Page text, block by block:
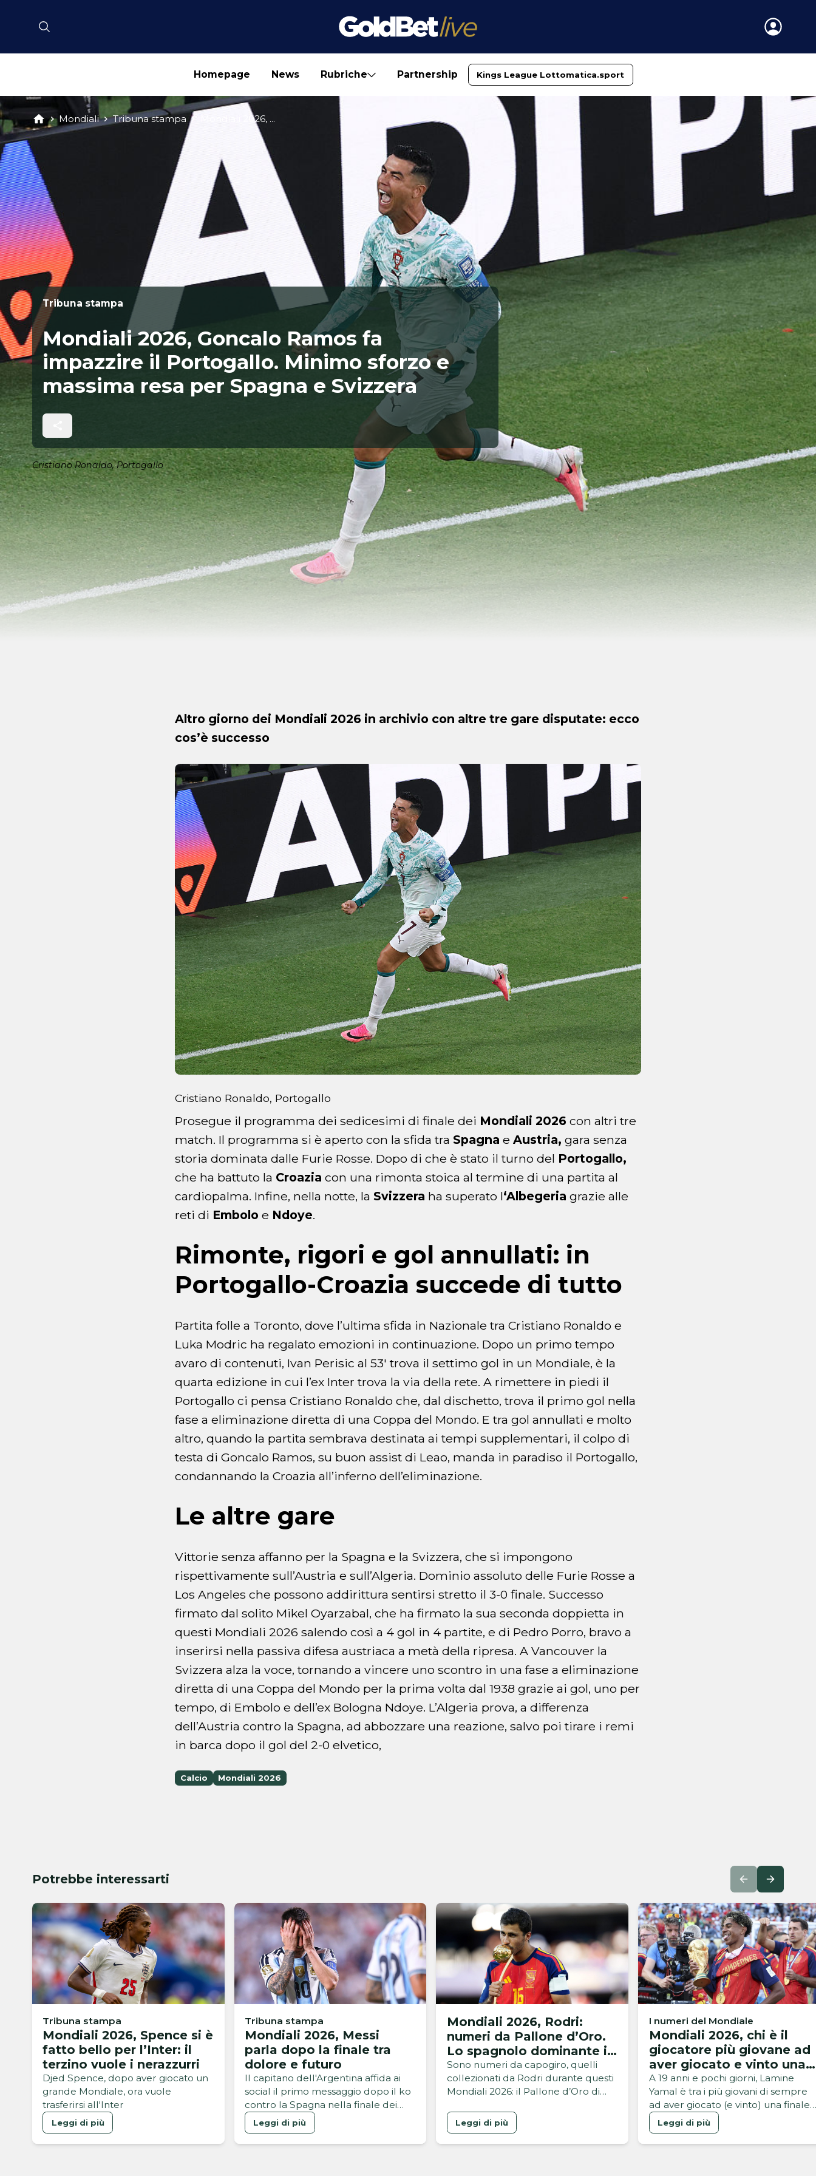
Homepage News Rubriche Partnership Kings League Lottomatica.sport
Mondiali Tribuna stampa Mondiali 2026, ...
Tribuna stampa
Mondiali 2026, Goncalo Ramos fa
impazzire il Portogallo. Minimo sforzo e
massima resa per Spagna e Svizzera
Cristiano Ronaldo, Portogallo
Altro giorno dei Mondiali 2026 in archivio con altre tre gare disputate: ecco
cos’è successo
Cristiano Ronaldo, Portogallo
Prosegue il programma dei sedicesimi di finale dei Mondiali 2026 con altri tre
match. Il programma si è aperto con la sfida tra Spagna e Austria, gara senza
storia dominata dalle Furie Rosse. Dopo di che è stato il turno del Portogallo,
che ha battuto la Croazia con una rimonta stoica al termine di una partita al
cardiopalma. Infine, nella notte, la Svizzera ha superato l‘Albegeria grazie alle
reti di Embolo e Ndoye.
Rimonte, rigori e gol annullati: in
Portogallo-Croazia succede di tutto
Partita folle a Toronto, dove l’ultima sfida in Nazionale tra Cristiano Ronaldo e
Luka Modric ha regalato emozioni in continuazione. Dopo un primo tempo
avaro di contenuti, Ivan Perisic al 53′ trova il settimo gol in un Mondiale, è la
quarta edizione in cui l’ex Inter trova la via della rete. A rimettere in piedi il
Portogallo ci pensa Cristiano Ronaldo che, dal dischetto, trova il primo gol nella
fase a eliminazione diretta di una Coppa del Mondo. E tra gol annullati e molto
altro, quando la partita sembrava destinata ai tempi supplementari, il colpo di
testa di Goncalo Ramos, su buon assist di Leao, manda in paradiso il Portogallo,
condannando la Croazia all’inferno dell’eliminazione.
Le altre gare
Vittorie senza affanno per la Spagna e la Svizzera, che si impongono
rispettivamente sull’Austria e sull’Algeria. Dominio assoluto delle Furie Rosse a
Los Angeles che possono addirittura sentirsi stretto il 3-0 finale. Successo
firmato dal solito Mikel Oyarzabal, che ha firmato la sua seconda doppietta in
questi Mondiali 2026 salendo così a 4 gol in 4 partite, e di Pedro Porro, bravo a
inserirsi nella passiva difesa austriaca a metà della ripresa. A Vancouver la
Svizzera alza la voce, tornando a vincere uno scontro in una fase a eliminazione
diretta di una Coppa del Mondo per la prima volta dal 1938 grazie ai gol, uno per
tempo, di Embolo e dell’ex Bologna Ndoye. L’Algeria prova, a differenza
dell’Austria contro la Spagna, ad abbozzare una reazione, salvo poi tirare i remi
in barca dopo il gol del 2-0 elvetico,
Calcio Mondiali 2026
Potrebbe interessarti
Tribuna stampa
Mondiali 2026, Spence si è
fatto bello per l’Inter: il
terzino vuole i nerazzurri
Djed Spence, dopo aver giocato un
grande Mondiale, ora vuole
trasferirsi all'Inter
Leggi di più
Tribuna stampa
Mondiali 2026, Messi
parla dopo la finale tra
dolore e futuro
Il capitano dell'Argentina affida ai
social il primo messaggio dopo il ko
contro la Spagna nella finale dei
Mondiali 2026
Leggi di più
Mondiali 2026, Rodri:
numeri da Pallone d’Oro.
Lo spagnolo dominante in
questa Coppa del Mondo
Sono numeri da capogiro, quelli
collezionati da Rodri durante questi
Mondiali 2026: il Pallone d’Oro di
Mondo è stato letteralmente
dominante. Dopo oltre un mese,
ben 104 partite giocate e una serie
Leggi di più
I numeri del Mondiale
Mondiali 2026, chi è il
giocatore più giovane ad
aver giocato e vinto una
finale della Coppa del
Mondo?
A 19 anni e pochi giorni, Lamine
Yamal è tra i più giovani di sempre
ad aver giocato (e vinto) una finale
dei Mondiali: ecco il podio. Parla
spagnolo la Coppa del Mondo:
nella serata del MetLife di New
Leggi di più